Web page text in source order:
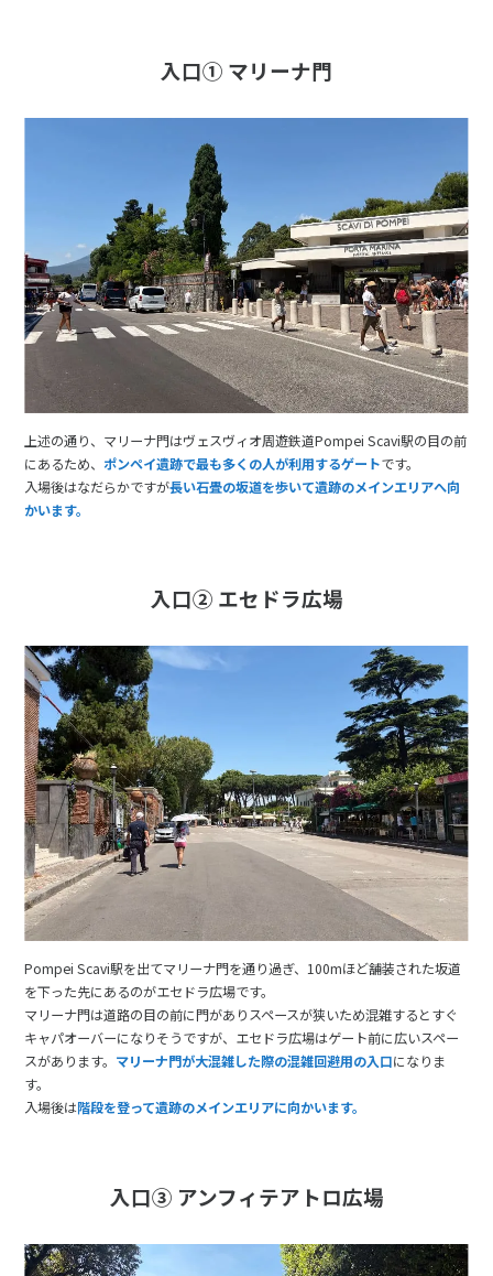
入口① マリーナ門
上述の通り、マリーナ門はヴェスヴィオ周遊鉄道Pompei Scavi駅の目の前
にあるため、 ポンペイ遺跡で最も多くの人が利用するゲートです。
入場後はなだらかですが長い石畳の坂道を歩いて遺跡のメインエリアへ向
かいます。
入口② エセドラ広場
Pompei Scavi駅を出てマリーナ門を通り過ぎ、100mほど舗装された坂道
を下った先にあるのがエセドラ広場です。
マリーナ門は道路の目の前に門がありスペースが狭いため混雑するとすぐ
キャパオーバーになりそうですが、エセドラ広場はゲート前に広いスペー
スがあります。 マリーナ門が大混雑した際の混雑回避用の入口になりま
す。
入場後は階段を登って遺跡のメインエリアに向かいます。
入口③ アンフィテアトロ広場